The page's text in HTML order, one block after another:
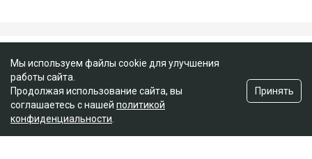
Мы используем файлы cookie для улучшения
работы сайта.
Продолжая использование сайта, вы
соглашаетесь с нашей политикой
конфиденциальности
Принять